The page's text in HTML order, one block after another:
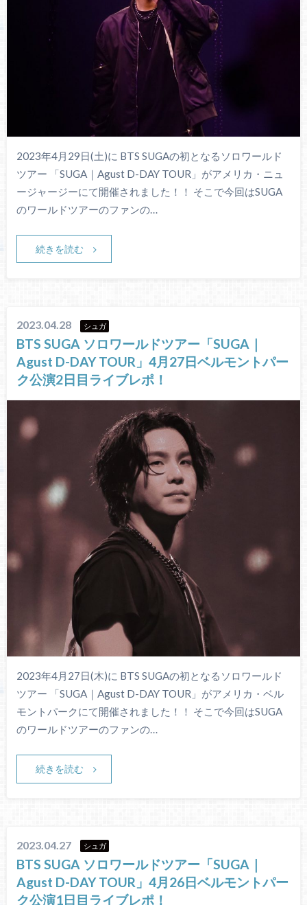
2023年4月29日(土)に BTS SUGAの初となるソロワールド
ツアー 「SUGA｜Agust D-DAY TOUR」がアメリカ・ニュ
ージャージーにて開催されました！！ そこで今回はSUGA
のワールドツアーのファンの…
続きを読む
2023.04.28 シュガ
BTS SUGA ソロワールドツアー「SUGA｜
Agust D-DAY TOUR」4月27日ベルモントパー
ク公演2日目ライブレポ！
2023年4月27日(木)に BTS SUGAの初となるソロワールド
ツアー 「SUGA｜Agust D-DAY TOUR」がアメリカ・ベル
モントパークにて開催されました！！ そこで今回はSUGA
のワールドツアーのファンの…
続きを読む
2023.04.27 シュガ
BTS SUGA ソロワールドツアー「SUGA｜
Agust D-DAY TOUR」4月26日ベルモントパー
ク公演1日目ライブレポ！